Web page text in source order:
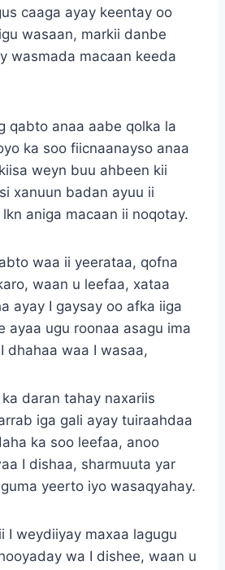
caaga ayay keentay oo
wasaan, markii danbe
wasmada macaan keeda
qabto anaa aabe qolka la
ka soo fiicnaanayso anaa
weyn buu ahbeen kii
xanuun badan ayuu ii
aniga macaan ii noqotay.
waa ii yeerataa, qofna
waan u leefaa, xataa
ayay I gaysay oo afka iiga
ayaa ugu roonaa asagu ima
dhahaa waa I wasaa,
daran tahay naxariis
iga gali ayay tuiraahdaa
ka soo leefaa, anoo
I dishaa, sharmuuta yar
yeerto iyo wasaqyahay.
I weydiiyay maxaa lagugu
wa I dishee, waan u